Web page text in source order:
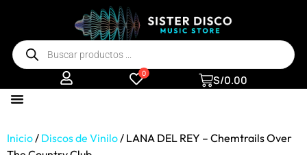
0 S/0.00
Inicio/ Discos de Vinilo/ LANA DEL REY – Chemtrails Over